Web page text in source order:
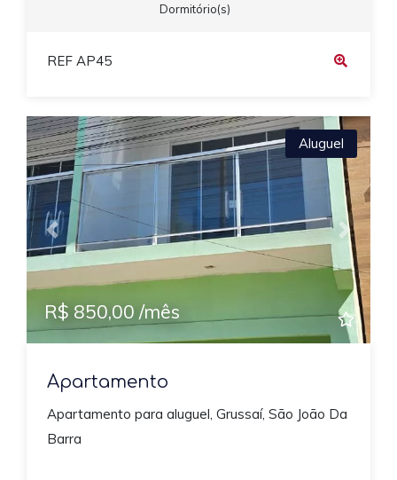
Dormitório(s)
REF AP45
Previous Next
Aluguel
R$ 850,00 /mês
Apartamento
Apartamento para aluguel, Grussaí, São João Da
Barra